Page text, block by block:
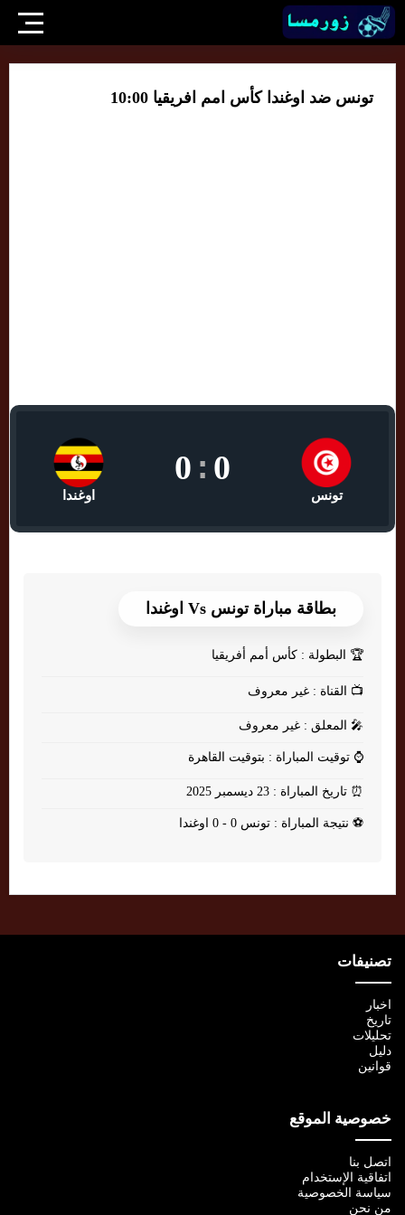
تونس ضد اوغندا كأس امم افريقيا 10:00
تونس
0
:
0
اوغندا
بطاقة مباراة تونس Vs اوغندا
🏆 البطولة : كأس أمم أفريقيا
📺 القناة : غير معروف
🎤 المعلق : غير معروف
⌚ توقيت المباراة : بتوقيت القاهرة
⏰ تاريخ المباراة : 23 ديسمبر 2025
⚽ نتيجة المباراة : تونس 0 - 0 اوغندا
تصنيفات
اخبار
تاريخ
تحليلات
دليل
قوانين
خصوصية الموقع
اتصل بنا
اتفاقية الإستخدام
سياسة الخصوصية
من نحن